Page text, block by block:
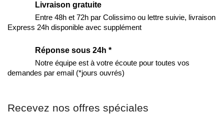
Livraison gratuite
Entre 48h et 72h par Colissimo ou lettre suivie, livraison
Express 24h disponible avec supplément
Réponse sous 24h *
Notre équipe est à votre écoute pour toutes vos
demandes par email (*jours ouvrés)
Recevez nos offres spéciales